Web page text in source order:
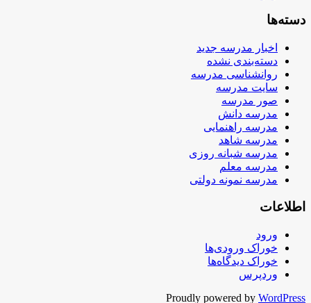
دسته‌ها
اخبار مدرسه جدید
دسته‌بندی نشده
روانشناسی مدرسه
سایت مدرسه
صور مدرسه
مدرسه دانش
مدرسه راهنمایی
مدرسه شاهد
مدرسه شبانه روزی
مدرسه معلم
مدرسه نمونه دولتی
اطلاعات
ورود
خوراک ورودی‌ها
خوراک دیدگاه‌ها
وردپرس
Proudly powered by WordPress